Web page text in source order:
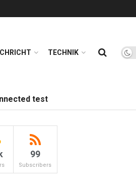
TECHNIK
test
99
Subscribers